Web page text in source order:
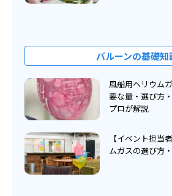
バルーンの基礎知
風船用ヘリウム
要な量・選び方
プロが解説
【イベント担当
ムガスの選び方